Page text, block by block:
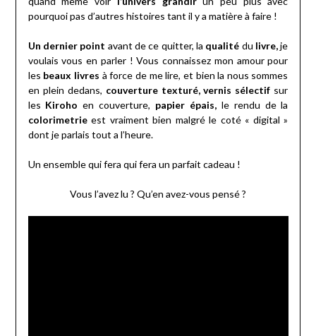
pourquoi pas d’autres histoires tant il y a matière à faire !
Un dernier point avant de ce quitter, la qualité du livre,je
voulais vous en parler ! Vous connaissez mon amour pour
les beaux livres à force de me lire, et bien la nous sommes
en plein dedans, couverture texturé, vernis sélectif sur
les Kiroho en couverture, papier épais,le rendu de la
colorimetrieest vraiment bien malgré le coté « digital »
dont je parlais tout a l’heure.
Un ensemble qui fera qui fera un parfait cadeau !
Vous l’avez lu ? Qu’en avez-vous pensé ?